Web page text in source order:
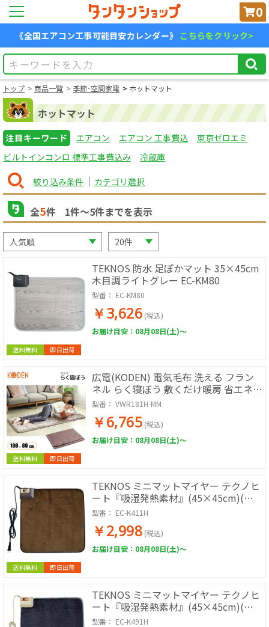
0
《全国エアコン工事可能目安カレンダー》 こちらをクリック>
トップ 商品一覧 季節･空調家電 ホットマット
ホットマット
注目キーワード エアコン エアコン 工事費込
東京ゼロエミ
ビルトインコンロ 標準工事費込み
冷蔵庫
絞り込み条件 カテゴリ選択
全5件 1件〜5件までを表示
送料無料 即日出荷
TEKNOS 防水 足ぽかマット 35×45cm
木目調ライトグレー EC-KM80
型番： EC-KM80
￥3,626 (税込)
お届け目安：08月08日(土)～
送料無料 即日出荷
広電(KODEN) 電気毛布 洗える フラン
ネル らく寝ぼう 敷くだけ暖房 省エネ
80×180cm VWR181H-MM
型番： VWR181H-MM
￥6,765 (税込)
お届け目安：08月08日(土)～
送料無料 即日出荷
TEKNOS ミニマットマイヤー テクノヒ
ート『吸湿発熱素材』(45×45cm)(ブ
ラウン) EC-K411H
型番： EC-K411H
￥2,998 (税込)
お届け目安：08月08日(土)～
TEKNOS ミニマットマイヤー テクノヒ
ート『吸湿発熱素材』(45×45cm)(ネ
イビー) EC-K491H
型番： EC-K491H